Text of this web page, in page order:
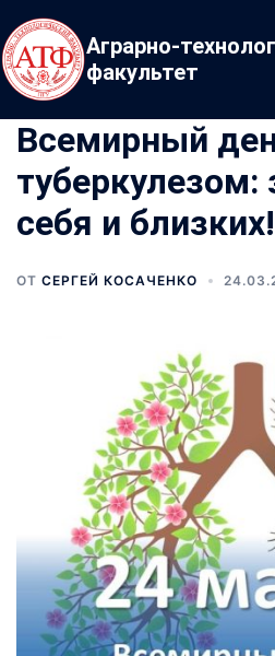
Перейти
к
содержимому
Аграрно-
факультет
Всемирный
себя и близких!
ОТ СЕРГЕЙ КОСАЧЕНКО